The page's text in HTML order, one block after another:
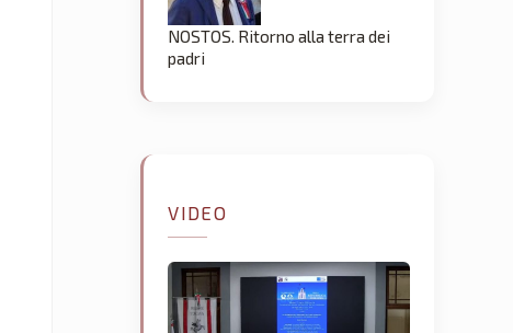
NOSTOS. Ritorno alla terra dei
padri
VIDEO